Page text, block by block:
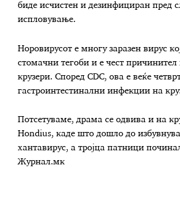
биде исчистен и дезинфициран пред
испловување.
Норовирусот е многу заразен вирус
стомачни тегоби и е чест
крузери. Според CDC, ова е веќе
гастроинтестинални инфекции на
Потсетуваме, драма се одвива и на
Hondius, каде што дошло до
хантавирус, а тројца патници
Журнал.мк